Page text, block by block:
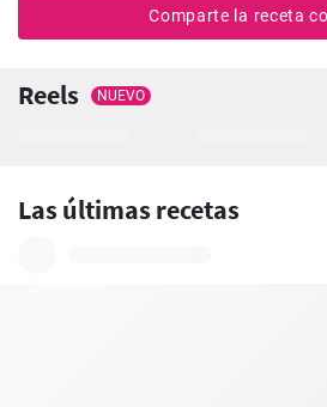
Comparte la receta
Reels NUEVO
Las últimas recetas